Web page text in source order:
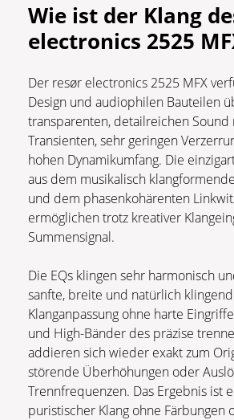
Wie ist der Klang
electronics 2525
Der resør electronics 2525 MFX
Design und audiophilen Bauteilen
transparenten, detailreichen Sound
Transienten, sehr geringen
hohen Dynamikumfang. Die
aus dem musikalisch
und dem phasenkohärenten
ermöglichen trotz kreativer
Summensignal.
Die EQs klingen sehr harmonisch
sanfte, breite und natürlich
Klanganpassung ohne harte
und High-Bänder des präzise
addieren sich wieder exakt zum
störende Überhöhungen oder
Trennfrequenzen. Das Ergebnis ist
puristischer Klang ohne Färbungen